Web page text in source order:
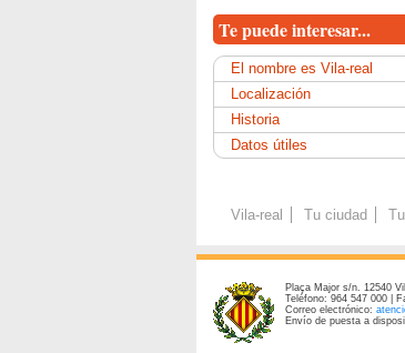
Te puede interesar...
El nombre es Vila-real
Localización
Historia
Datos útiles
Vila-real Tu ciudad
Plaça Major s/n. 12540
Teléfono: 964 547 000 |
Correo electrónico:
Envío de puesta a